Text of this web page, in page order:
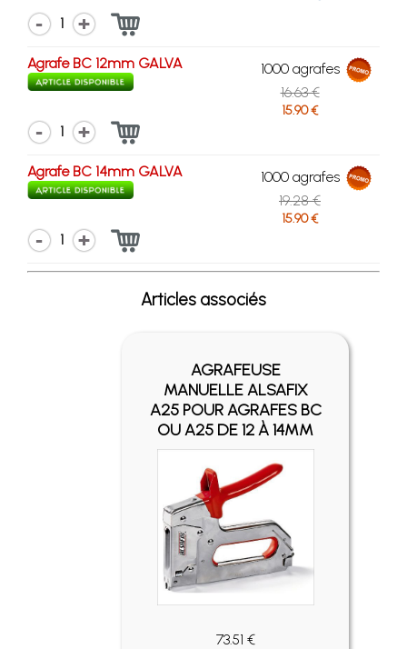
1
Agrafe BC 12mm GALVA
1000 agrafes
16.63 €
15.90 €
1
Agrafe BC 14mm GALVA
1000 agrafes
19.28 €
15.90 €
1
Articles associés
AGRAFEUSE
MANUELLE ALSAFIX
A25 POUR AGRAFES BC
OU A25 DE 12 À 14MM
73.51 €